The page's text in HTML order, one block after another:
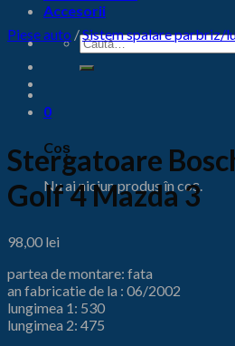
Accesorii
Caută
după:
0
Coș
Nu ai niciun produs în coș.
Piese auto /Sistem spalare parbriz/
Stergatoare
Golf 4 Mazda 3
98,00 lei
partea de montare: fata
an fabricatie de la : 06/2002
lungimea 1: 530
lungimea 2: 475